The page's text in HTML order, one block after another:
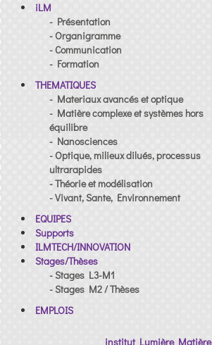
iLM
- Présentation
- Organigramme
- Communication
- Formation
THEMATIQUES
- Materiaux avancés et optique
- Matière complexe et systèmes hors
équilibre
- Nanosciences
- Optique, milieux dilués, processus
ultrarapides
- Théorie et modélisation
- Vivant, Sante, Environnement
EQUIPES
Supports
ILMTECH/INNOVATION
Stages/Thèses
- Stages L3-M1
- Stages M2 / Thèses
EMPLOIS
institut Lumière Matière